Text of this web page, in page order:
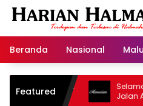
Langsung
Beranda
Nasional
Featured
Warisan
Selamat
Jalan